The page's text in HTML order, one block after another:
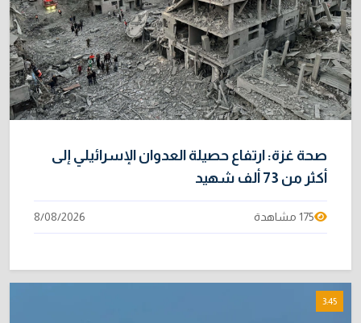
صحة غزة: ارتفاع حصيلة العدوان الإسرائيلي إلى
أكثر من 73 ألف شهيد
175 مشاهدة 8/08/2026
3:45